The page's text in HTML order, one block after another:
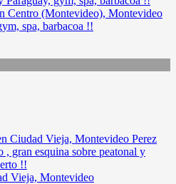
Centro (Montevideo), Montevideo
spa, barbacoa !!
Vieja, Montevideo